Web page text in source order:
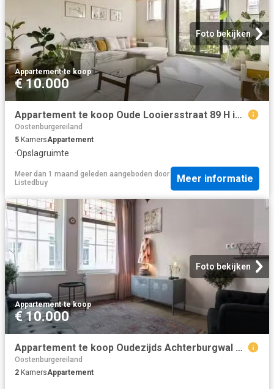
Foto bekijken
Appartement·te koop
€ 10.000
Appartement te koop Oude Looiersstraat 89 H in Amsterdam voor.
Oostenburgereiland
5 KamersAppartement
·Opslagruimte
Meer dan 1 maand geleden aangeboden door
Listedbuy
Meer informatie
Foto bekijken
Appartement·te koop
€ 10.000
Appartement te koop Oudezijds Achterburgwal 169 B in Amsterdam.
Oostenburgereiland
2 KamersAppartement